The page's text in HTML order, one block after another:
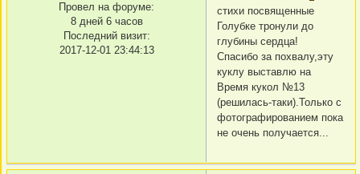
Провел на форуме:
8 дней 6 часов
Последний визит:
2017-12-01 23:44:13
стихи посвященные
Голубке тронули до
глубины сердца!
Спасибо за похвалу,эту
куклу выставлю на
Время кукол №13
(решилась-таки).Только с
фотографированием пока
не очень получается...